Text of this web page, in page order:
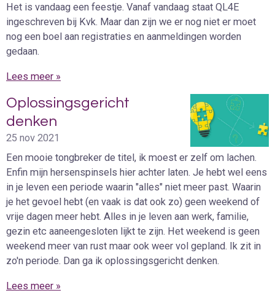
Het is vandaag een feestje. Vanaf vandaag staat QL4E
ingeschreven bij Kvk. Maar dan zijn we er nog niet er moet
nog een boel aan registraties en aanmeldingen worden
gedaan.
Lees meer »
Oplossingsgericht
denken
25 nov 2021
Een mooie tongbreker de titel, ik moest er zelf om lachen.
Enfin mijn hersenspinsels hier achter laten. Je hebt wel eens
in je leven een periode waarin "alles" niet meer past. Waarin
je het gevoel hebt (en vaak is dat ook zo) geen weekend of
vrije dagen meer hebt. Alles in je leven aan werk, familie,
gezin etc aaneengesloten lijkt te zijn. Het weekend is geen
weekend meer van rust maar ook weer vol gepland. Ik zit in
zo'n periode. Dan ga ik oplossingsgericht denken.
Lees meer »